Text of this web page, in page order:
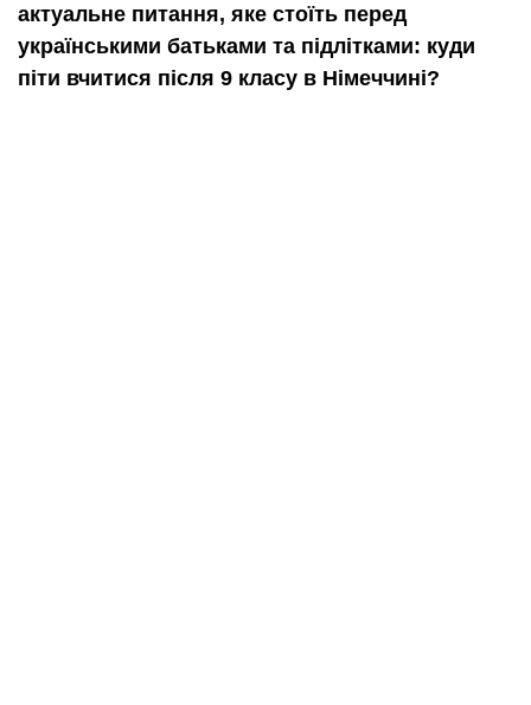
актуальне питання, яке стоїть перед
українськими батьками та підлітками: куди
піти вчитися після 9 класу в Німеччині?